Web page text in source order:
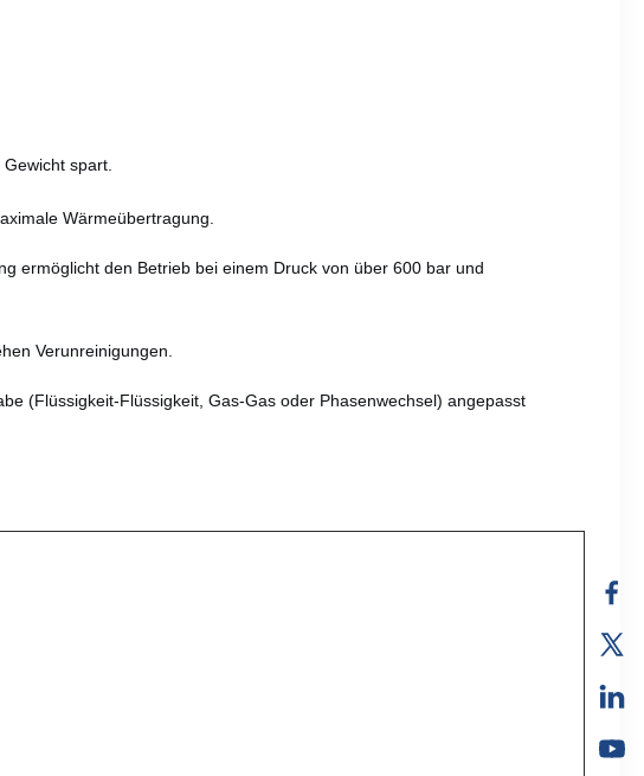
spart.
Wärmeübertragung.
ermöglicht den Betrieb bei einem Druck von über 600 bar und
Verunreinigungen.
(Flüssigkeit-Flüssigkeit, Gas-Gas oder Phasenwechsel) angepasst